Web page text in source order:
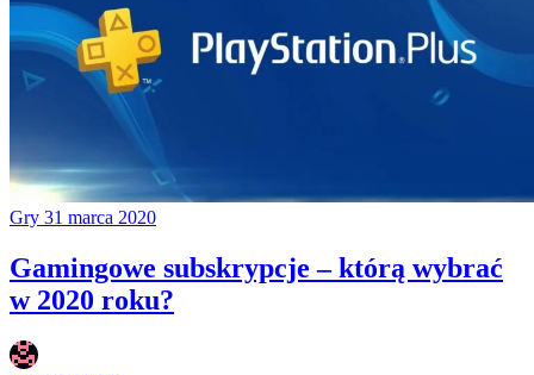
Gry 31 marca 2020
Gamingowe subskrypcje – którą wybrać
w 2020 roku?